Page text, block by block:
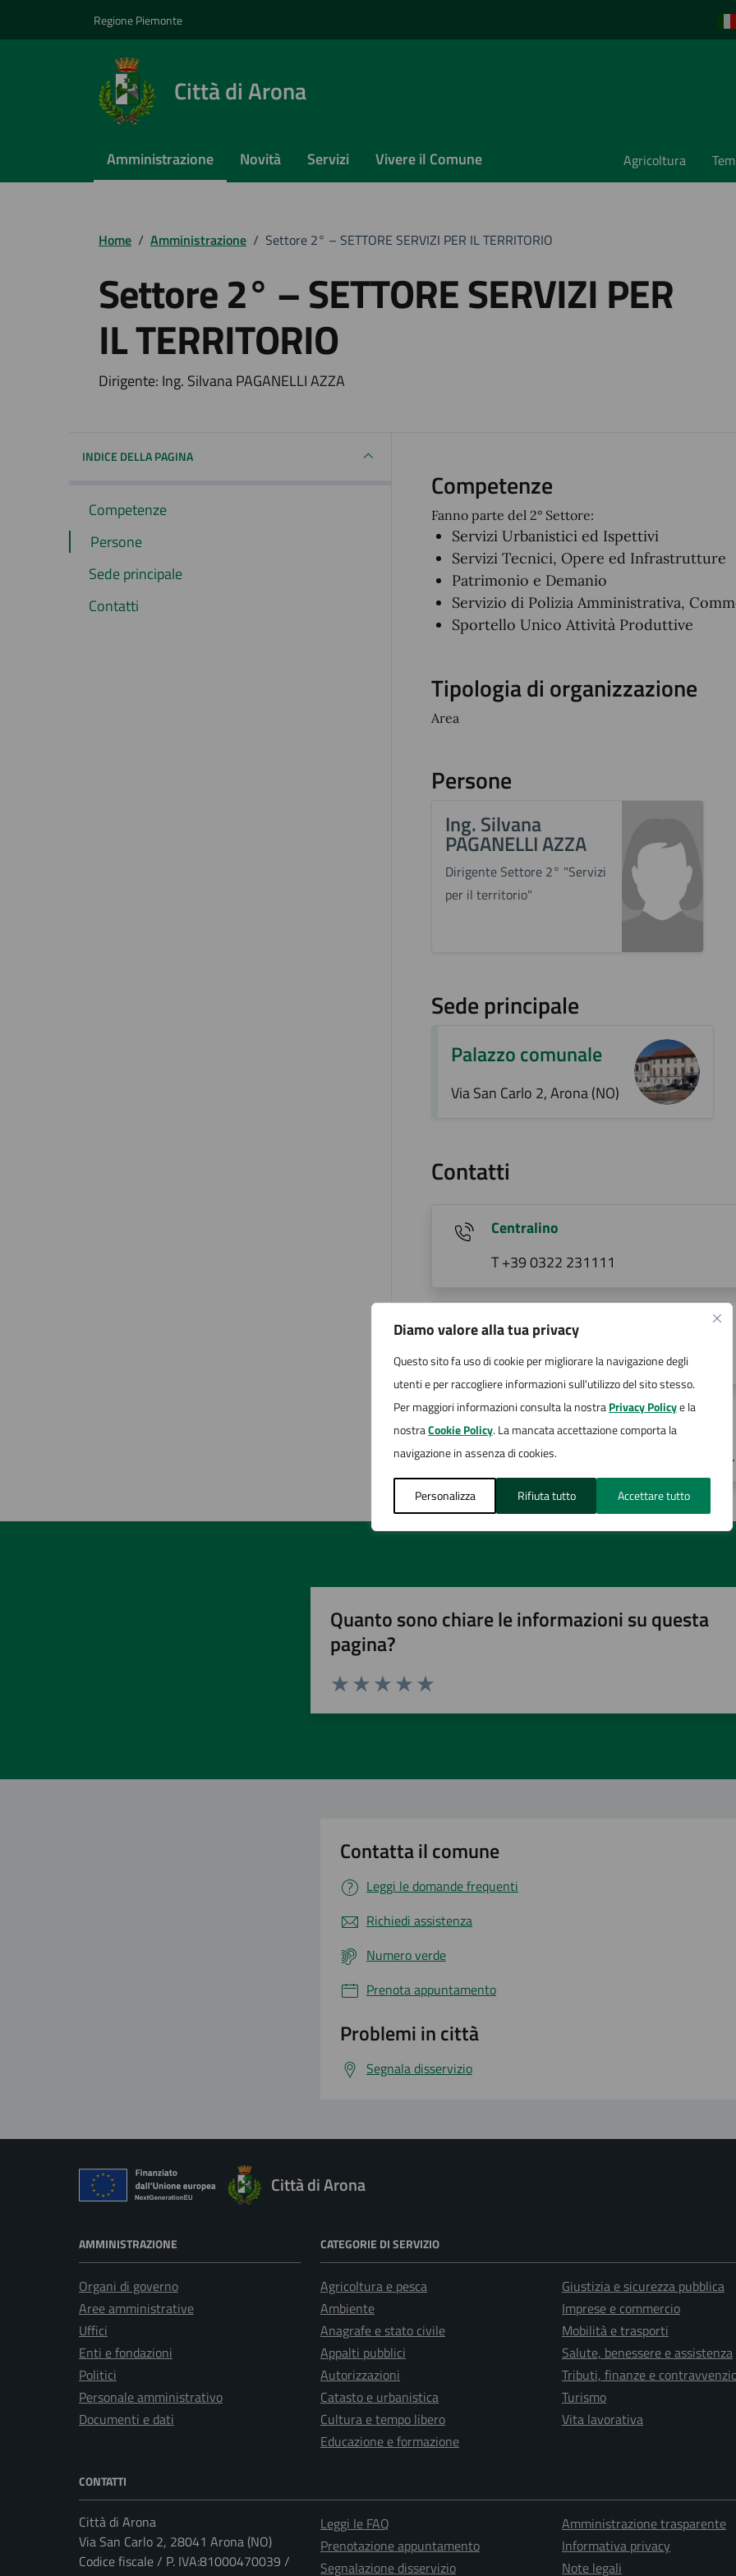
Diamo valore alla tua privacy
Questo sito fa uso di cookie per migliorare la navigazione degli
utenti e per raccogliere informazioni sull'utilizzo del sito stesso.
Per maggiori informazioni consulta la nostraPrivacy Policye la
nostraCookie Policy. La mancata accettazione comporta la
navigazione in assenza di cookies.
Personalizza Rifiuta tutto Accettare tutto
Regione Piemonte
Città di Arona
Amministrazione Novità Servizi Vivere il Comune Agricoltura
Home / Amministrazione / Settore 2° – SETTORE SERVIZI PER IL TERRITORIO
Settore 2° – SETTORE SERVIZI PER
IL TERRITORIO
Dirigente: Ing. Silvana PAGANELLI AZZA
INDICE DELLA PAGINA
Competenze
Persone
Sede principale
Contatti
Competenze
Fanno parte del 2° Settore:
Servizi Urbanistici ed Ispettivi
Servizi Tecnici, Opere ed Infrastrutture
Patrimonio e Demanio
Servizio di Polizia Amministrativa,
Sportello Unico Attività Produttive
Tipologia di organizzazione
Area
Persone
Ing. Silvana
PAGANELLI AZZA
Dirigente Settore 2° "Servizi
per il territorio"
Sede principale
Palazzo comunale
Via San Carlo 2, Arona (NO)
Contatti
Centralino
T +39 0322 231111
Ufficio Protocollo email
protocollo@comune.arona.no.it
Ufficio Protocollo PEC
pec:
Quanto sono chiare le informazioni su questa
pagina?
Contatta il comune
Leggi le domande frequenti
Richiedi assistenza
Numero verde
Prenota appuntamento
Problemi in città
Segnala disservizio
Città di Arona
AMMINISTRAZIONE
Organi di governo
Aree amministrative
Uffici
Enti e fondazioni
Politici
Personale amministrativo
Documenti e dati
CATEGORIE DI SERVIZIO
Agricoltura e pesca
Ambiente
Anagrafe e stato civile
Appalti pubblici
Autorizzazioni
Catasto e urbanistica
Cultura e tempo libero
Educazione e formazione
Giustizia e sicurezza pubblica
Imprese e commercio
Mobilità e trasporti
Salute, benessere e assistenza
Tributi, finanze e
Turismo
Vita lavorativa
CONTATTI
Città di Arona
Via San Carlo 2, 28041 Arona (NO)
Codice fiscale / P. IVA:81000470039 /
Leggi le FAQ
Prenotazione appuntamento
Segnalazione disservizio
Amministrazione trasparente
Informativa privacy
Note legali